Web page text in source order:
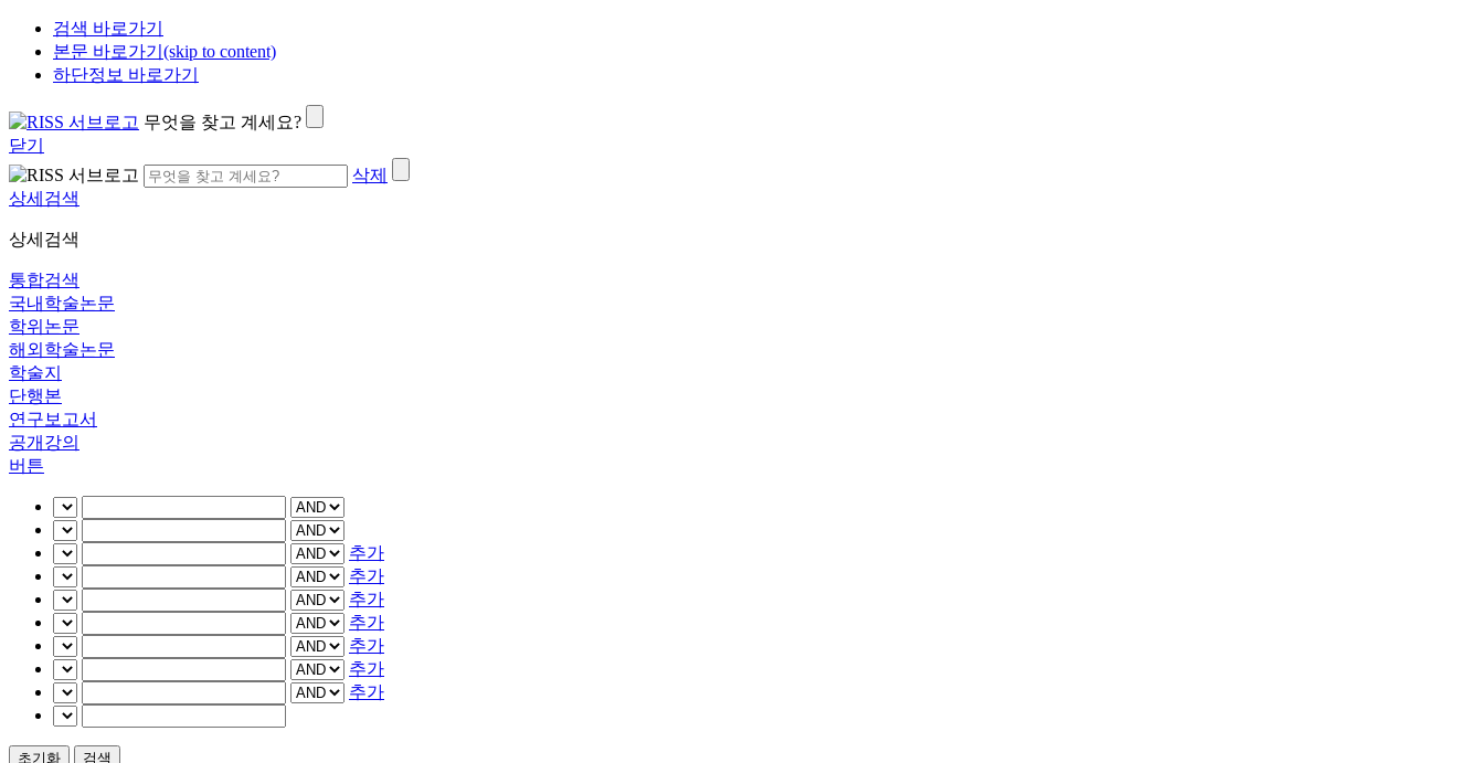
검색 바로가기
본문 바로가기(skip to content)
하단정보 바로가기
무엇을 찾고 계세요?
닫기
삭제
상세검색
상세검색
통합검색
국내학술논문
학위논문
해외학술논문
학술지
단행본
연구보고서
공개강의
버튼
추가
추가
추가
추가
추가
추가
추가